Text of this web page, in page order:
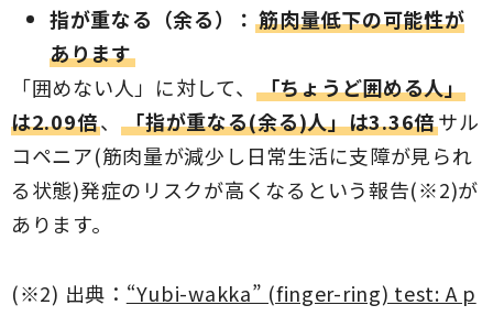
指が重なる（余る）：筋肉量低下の可能性が
あります
「囲めない人」に対して、
「ちょうど囲める人」
は2.09倍、「指が重なる(余る)人」は3.36倍サル
コペニア(筋肉量が減少し日常生活に支障が見られ
る状態)発症のリスクが高くなるという報告(※2)が
あります。
(※2) 出典： “Yubi-wakka” (finger-ring) test: A p